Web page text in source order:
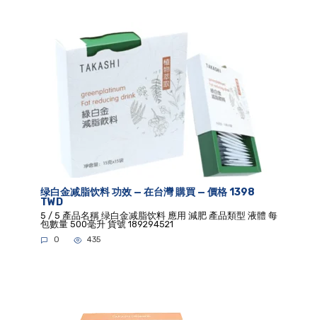
绿白金减脂饮料 功效 — 在台灣 購買 — 價格 1398
TWD
5 / 5 產品名稱 绿白金减脂饮料 應用 減肥 產品類型 液體 每
包數量 500毫升 貨號 189294521
0 435